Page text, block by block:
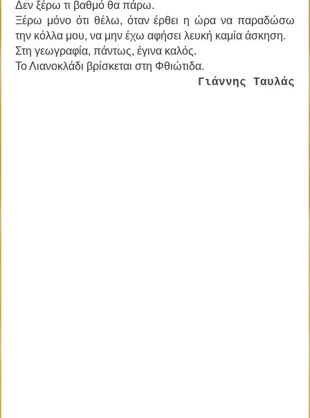
Δεν ξέρω τι βαθμό θα πάρω.
Ξέρω μόνο ότι θέλω, όταν έρθει η ώρα να παραδώσω
την κόλλα μου, να μην έχω αφήσει λευκή καμία άσκηση.
Στη γεωγραφία, πάντως, έγινα καλός.
Το Λιανοκλάδι βρίσκεται στη Φθιώτιδα.
Γιάννης Ταυλάς